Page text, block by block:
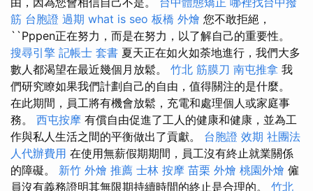
筋 台胞證 過期 what is seo 板橋 外燴 您不敢拒絕，
``Pppen正在努力，而是在努力，以了解自己的重要性。
搜尋引擎 記帳士 套書 夏天正在如火如荼地進行，我們大多
數人都渴望在最近幾個月放鬆。 竹北 筋膜刀 南屯推拿 我
們研究瞭如果我們計劃自己的自由，值得關注的是什麼。
在此期間，員工將有機會放鬆，充電和處理個人或家庭事
務。 西屯按摩 有償自由促進了工人的健康和健康，並為工
作與私人生活之間的平衡做出了貢獻。 台胞證 效期 社團法
人代辦費用 在使用無薪假期期間，員工沒有終止就業關係
的障礙。 新竹 外燴 推薦 士林 按摩 苗栗 外燴 桃園外燴 僱
員沒有義務證明其無限期持續時間的終止是合理的。 竹北